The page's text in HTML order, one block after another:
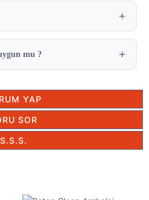
YAP
SOR
S.S.S.
mu ?